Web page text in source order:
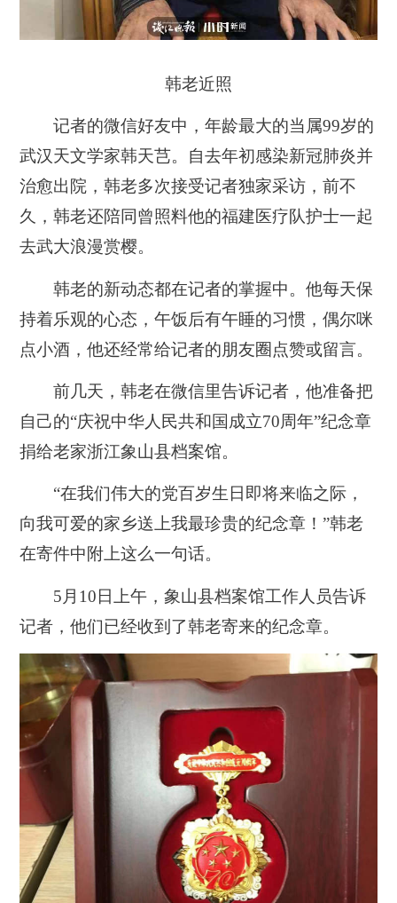
韩老近照
记者的微信好友中，年龄最大的当属99岁的
武汉天文学家韩天芑。自去年初感染新冠肺炎并
治愈出院，韩老多次接受记者独家采访，前不
久，韩老还陪同曾照料他的福建医疗队护士一起
去武大浪漫赏樱。
韩老的新动态都在记者的掌握中。他每天保
持着乐观的心态，午饭后有午睡的习惯，偶尔咪
点小酒，他还经常给记者的朋友圈点赞或留言。
前几天，韩老在微信里告诉记者，他准备把
自己的“庆祝中华人民共和国成立70周年”纪念章
捐给老家浙江象山县档案馆。
“在我们伟大的党百岁生日即将来临之际，
向我可爱的家乡送上我最珍贵的纪念章！”韩老
在寄件中附上这么一句话。
5月10日上午，象山县档案馆工作人员告诉
记者，他们已经收到了韩老寄来的纪念章。